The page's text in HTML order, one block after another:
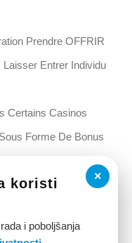
Prendre OFFRIR
Entrer Individu
Certains Casinos
Forme De Bonus
numérique
×
koristi
i poboljšanja